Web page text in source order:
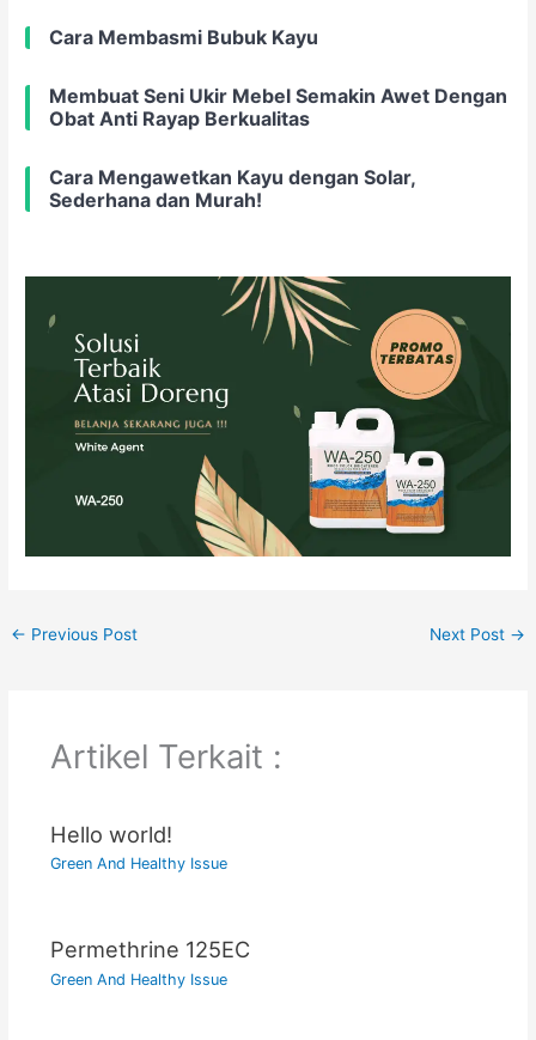
Cara Membasmi Bubuk Kayu
Membuat Seni Ukir Mebel Semakin Awet Dengan
Obat Anti Rayap Berkualitas
Cara Mengawetkan Kayu dengan Solar,
Sederhana dan Murah!
← Previous Post Next Post →
Artikel Terkait :
Hello world!
Green And Healthy Issue
Permethrine 125EC
Green And Healthy Issue